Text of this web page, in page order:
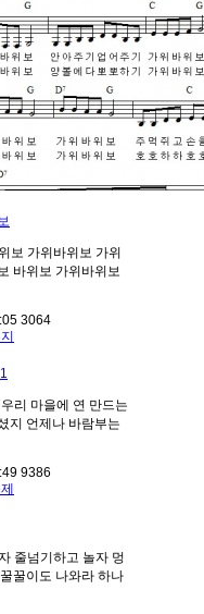
보 가위바위보 가위
바위보 가위바위보
3064
1
리 마을에 연 만드는
지 언제나 바람부는
9386
줄넘기하고 놀자 멍
꿀이도 나와라 하나